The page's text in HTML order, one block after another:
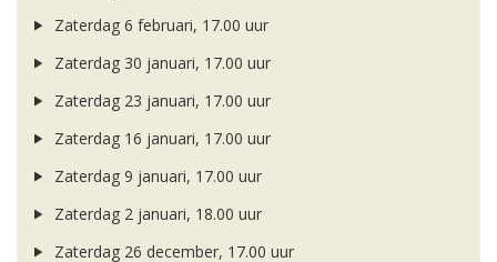
Zaterdag 6 februari, 17.00 uur
Zaterdag 30 januari, 17.00 uur
Zaterdag 23 januari, 17.00 uur
Zaterdag 16 januari, 17.00 uur
Zaterdag 9 januari, 17.00 uur
Zaterdag 2 januari, 18.00 uur
Zaterdag 26 december, 17.00 uur